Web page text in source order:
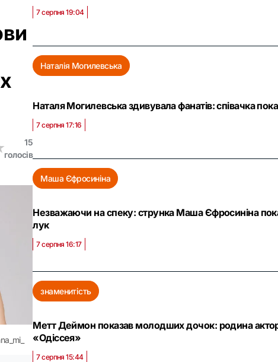
15
голосів
7 серпня 19:04
Наталія Могилевська
Наталя Могилевська здивувала фанатів: співачка
7 серпня 17:16
Маша Єфросиніна
Незважаючи на спеку: струнка Маша Єфросиніна
лук
7 серпня 16:17
знаменитість
Метт Деймон показав молодших дочок: родина
«Одіссея»
7 серпня 15:44